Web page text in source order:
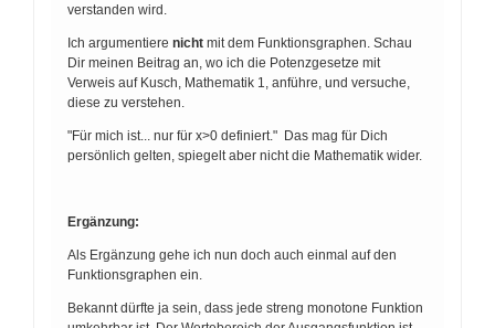
verstanden wird.
Ich argumentiere nicht mit dem Funktionsgraphen. Schau
Dir meinen Beitrag an, wo ich die Potenzgesetze mit
Verweis auf Kusch, Mathematik 1, anführe, und versuche,
diese zu verstehen.
"Für mich ist... nur für x>0 definiert." Das mag für Dich
persönlich gelten, spiegelt aber nicht die Mathematik wider.
Ergänzung:
Als Ergänzung gehe ich nun doch auch einmal auf den
Funktionsgraphen ein.
Bekannt dürfte ja sein, dass jede streng monotone Funktion